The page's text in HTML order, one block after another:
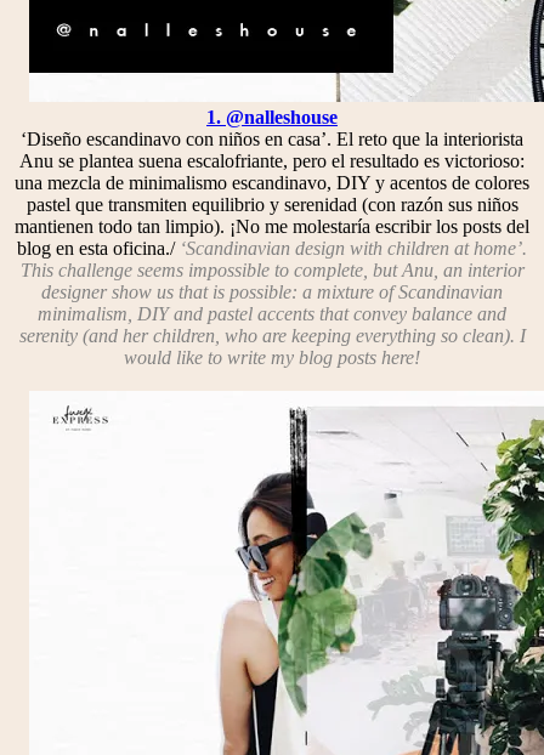
1. @nalleshouse
‘Diseño escandinavo con niños en casa’. El reto que la interiorista
Anu se plantea suena escalofriante, pero el resultado es victorioso:
una mezcla de minimalismo escandinavo, DIY y acentos de colores
pastel que transmiten equilibrio y serenidad (con razón sus niños
mantienen todo tan limpio). ¡No me molestaría escribir los posts del
blog en esta oficina./ ‘Scandinavian design with children at home’.
This challenge seems impossible to complete, but Anu, an interior
designer show us that is possible: a mixture of Scandinavian
minimalism, DIY and pastel accents that convey balance and
serenity (and her children, who are keeping everything so clean). I
would like to write my blog posts here!